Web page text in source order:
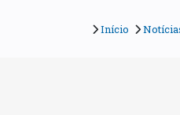
Início